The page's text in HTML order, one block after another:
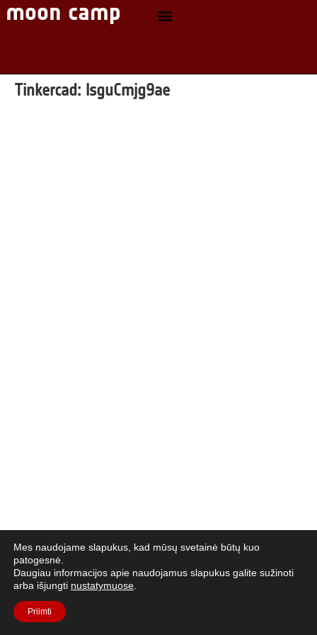
Tinkercad: lsguCmjg9ae
Mes naudojame slapukus, kad mūsų svetainė būtų kuo
patogesnė.
Daugiau informacijos apie naudojamus slapukus galite sužinoti
arba išjungti nustatymuose
Priimti